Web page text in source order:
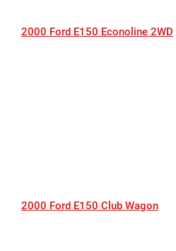
2000 Ford E150 Econoline 2WD
2000 Ford E150 Club Wagon